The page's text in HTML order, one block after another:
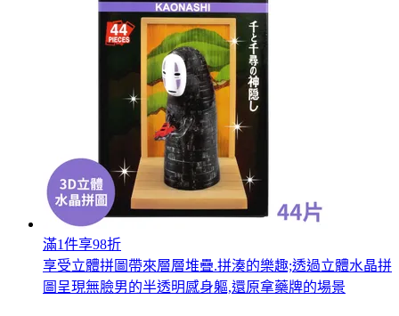
滿1件享98折
享受立體拼圖帶來層層堆疊.拼湊的樂趣;透過立體水晶拼
圖呈現無臉男的半透明感身軀,還原拿藥牌的場景